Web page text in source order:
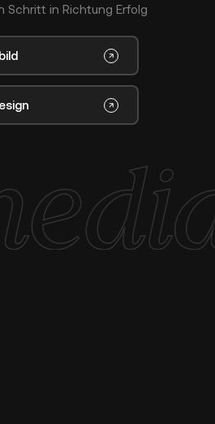
Schritt in Richtung Erfolg